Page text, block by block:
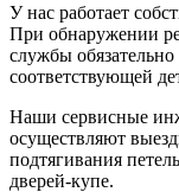
У нас работает
При обнаружении
службы
соответствующей
Наши сервисные
осуществляют
подтягивания
дверей-купе.